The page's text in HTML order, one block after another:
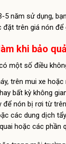
5 năm sử dụng,
trên giá nón
khi bảo
một số điều
trên mui xe
bất kỳ không
nón bị rơi từ
các dung dịch
hoặc các